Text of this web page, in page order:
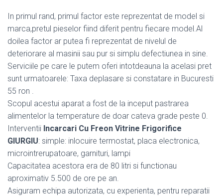
In primul rand, primul factor este reprezentat de model si
marca,pretul pieselor fiind diferit pentru fiecare model.Al
doilea factor ar putea fi reprezentat de nivelul de
deteriorare al masinii sau pur si simplu defectiunea in sine.
Serviciile pe care le putem oferi intotdeauna la acelasi pret
sunt urmatoarele: Taxa deplasare si constatare in Bucuresti
55 ron .
Scopul acestui aparat a fost de la inceput pastrarea
alimentelor la temperature de doar cateva grade peste 0.
Interventii Incarcari Cu Freon Vitrine Frigorifice
GIURGIU: simple: inlocuire termostat, placa electronica,
microintrerupatoare, garnituri, lampi
Capacitatea acestora era de 80 litri si functionau
aproximativ 5.500 de ore pe an.
Asiguram echipa autorizata, cu experienta, pentru reparatii